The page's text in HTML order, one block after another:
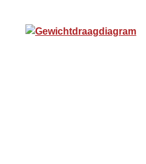
Gewichtdraagdiagram